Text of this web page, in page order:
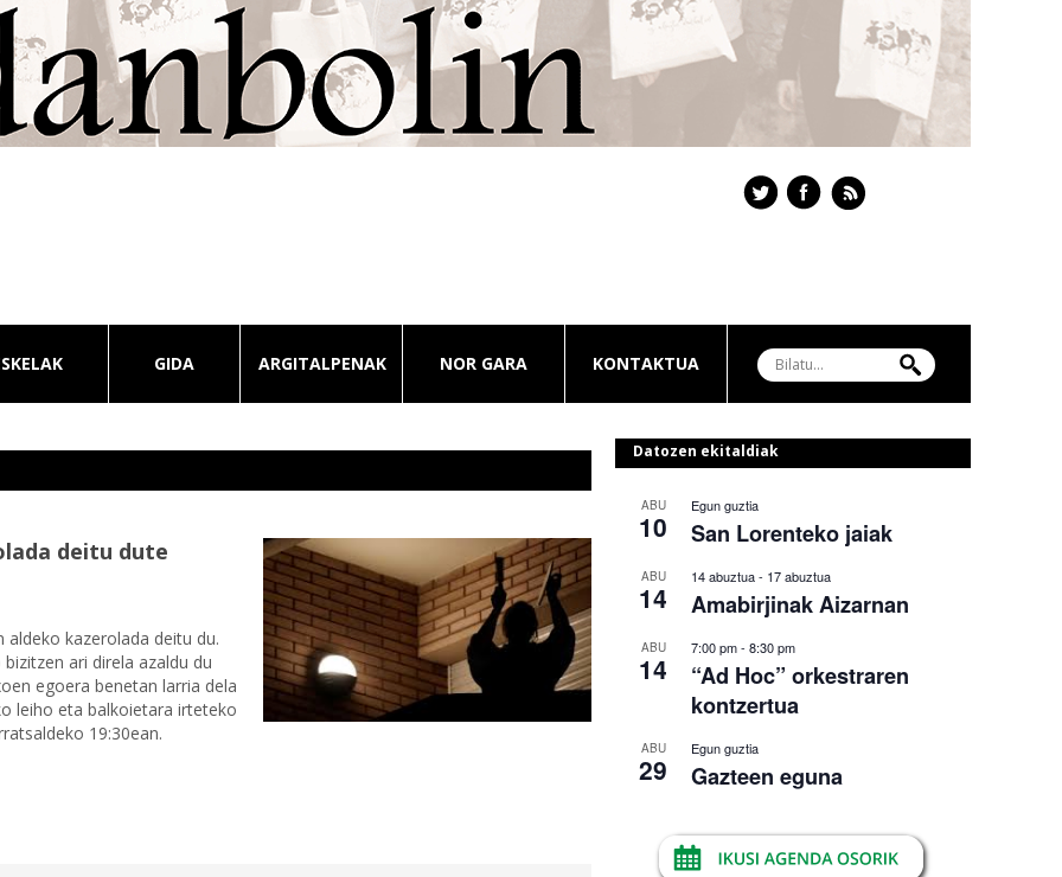
GIDA ARGITALPENAK NOR GARA KONTAKTUA
deitu dute
kazerolada deitu du.
ari direla azaldu du
egoera benetan larria dela
leiho eta balkoietara irteteko
19:30ean.
Datozen ekitaldiak
ABU
10
Egun guztia
San Lorenteko jaiak
ABU
14
14 abuztua- 17 abuztua
Amabirjinak Aizarnan
ABU
14
7:00 pm- 8:30 pm
“Ad Hoc” orkestraren
kontzertua
ABU
29
Egun guztia
Gazteen eguna